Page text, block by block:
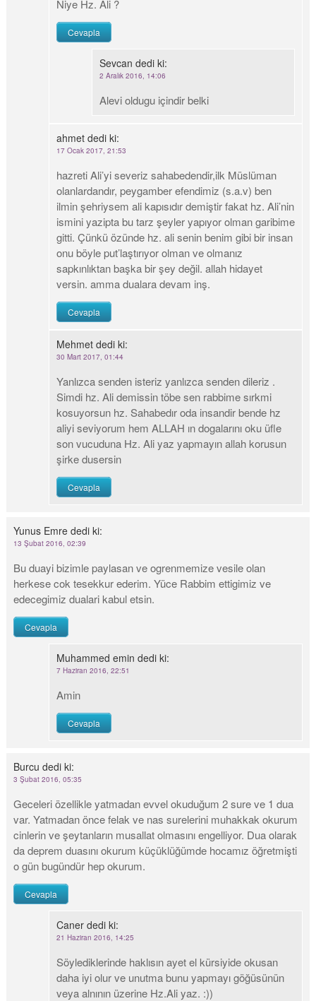
Niye Hz. Ali ?
Cevapla
Sevcan dedi ki:
2 Aralık 2016, 14:06
Alevi oldugu içindir belki
ahmet dedi ki:
17 Ocak 2017, 21:53
hazreti Ali’yi severiz sahabedendir,ilk Müslüman
olanlardandır, peygamber efendimiz (s.a.v) ben
ilmin şehriysem ali kapısıdır demiştir fakat hz. Ali’nin
ismini yazipta bu tarz şeyler yapıyor olman garibime
gitti. Çünkü özünde hz. ali senin benim gibi bir insan
onu böyle put’laştırıyor olman ve olmanız
sapkınlıktan başka bir şey değil. allah hidayet
versin. amma dualara devam inş.
Cevapla
Mehmet dedi ki:
30 Mart 2017, 01:44
Yanlızca senden isteriz yanlızca senden dileriz .
Simdi hz. Ali demissin töbe sen rabbime sırkmi
kosuyorsun hz. Sahabedır oda insandir bende hz
aliyi seviyorum hem ALLAH ın dogalarını oku üfle
son vucuduna Hz. Ali yaz yapmayın allah korusun
şirke dusersin
Cevapla
Yunus Emre dedi ki:
13 Şubat 2016, 02:39
Bu duayi bizimle paylasan ve ogrenmemize vesile olan
herkese cok tesekkur ederim. Yüce Rabbim ettigimiz ve
edecegimiz dualari kabul etsin.
Cevapla
Muhammed emin dedi ki:
7 Haziran 2016, 22:51
Amin
Cevapla
Burcu dedi ki:
3 Şubat 2016, 05:35
Geceleri özellikle yatmadan evvel okuduğum 2 sure ve 1 dua
var. Yatmadan önce felak ve nas surelerini muhakkak okurum
cinlerin ve şeytanların musallat olmasını engelliyor. Dua olarak
da deprem duasını okurum küçüklüğümde hocamız öğretmişti
o gün bugündür hep okurum.
Cevapla
Caner dedi ki:
21 Haziran 2016, 14:25
Söylediklerinde haklısın ayet el kürsiyide okusan
daha iyi olur ve unutma bunu yapmayı göğüsünün
veya alnının üzerine Hz.Ali yaz. :))